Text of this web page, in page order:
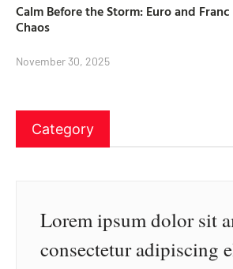
Calm Before the Storm: Euro and
Chaos
November 30, 2025
Category
Lorem ipsum dolor sit
consectetur adipiscing